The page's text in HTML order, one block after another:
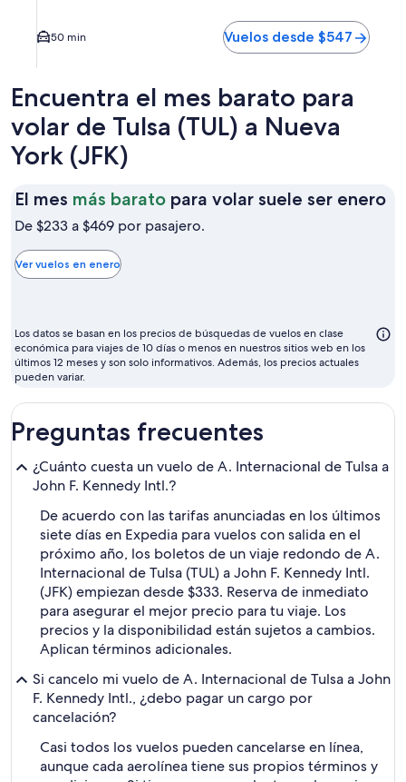
50 min Vuelos desde $547
Encuentra el mes barato para
volar de Tulsa (TUL) a Nueva
York (JFK)
El mes más barato para volar suele ser eneroEl
De $233 a $469 por pasajero.
Ver vuelos en enero
Los datos se basan en los precios de búsquedas de vuelos en clase
económica para viajes de 10 días o menos en nuestros sitios web en los
últimos 12 meses y son solo informativos. Además, los precios actuales
pueden variar.
Preguntas frecuentes
¿Cuánto cuesta un vuelo de A. Internacional de Tulsa a
John F. Kennedy Intl.?
De acuerdo con las tarifas anunciadas en los últimos
siete días en Expedia para vuelos con salida en el
próximo año, los boletos de un viaje redondo de A.
Internacional de Tulsa (TUL) a John F. Kennedy Intl.
(JFK) empiezan desde $333. Reserva de inmediato
para asegurar el mejor precio para tu viaje. Los
precios y la disponibilidad están sujetos a cambios.
Aplican términos adicionales.
Si cancelo mi vuelo de A. Internacional de Tulsa a John
F. Kennedy Intl., ¿debo pagar un cargo por
cancelación?
Casi todos los vuelos pueden cancelarse en línea,
aunque cada aerolínea tiene sus propios términos y